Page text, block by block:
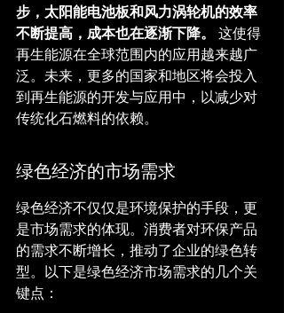
步，太阳能电池板和风力涡轮机的效率
不断提高，成本也在逐渐下降。
这使得
再生能源在全球范围内的应用越来越广
泛。未来，更多的国家和地区将会投入
到再生能源的开发与应用中，以减少对
传统化石燃料的依赖。
绿色经济的市场需求
绿色经济不仅仅是环境保护的手段，更
是市场需求的体现。消费者对环保产品
的需求不断增长，推动了企业的绿色转
型。以下是绿色经济市场需求的几个关
键点：